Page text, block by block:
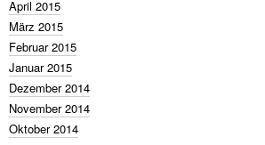
April 2015
März 2015
Februar 2015
Januar 2015
Dezember 2014
November 2014
Oktober 2014